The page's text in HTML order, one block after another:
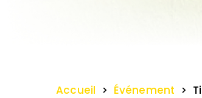
Accueil > Événement >